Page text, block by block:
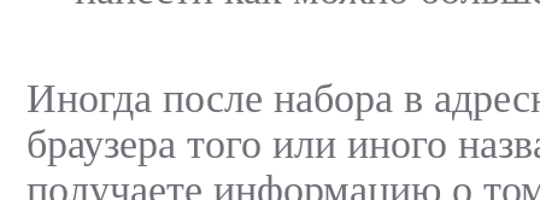
Иногда после набора в
браузера того или иного
получаете информацию о